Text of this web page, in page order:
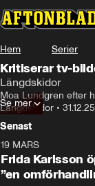
Hem Serier
Kritiserar tv-
Längdskidor
Moa Lundgren efter
Längdskidor • 31.12.25
Se mer
Senast
19 MARS
Frida Karlsson
”en